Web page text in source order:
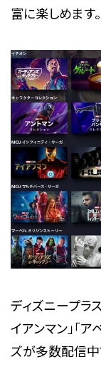
富に楽しめます。
ディズニープラ
イアンマン」「
ズが多数配信中